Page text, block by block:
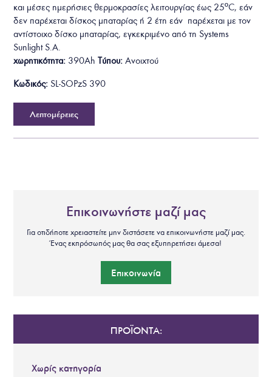
και μέσες ημερήσιες θερμοκρασίες λειτουργίας έως 25ºC, εάν
δεν παρέχεται δίσκος μπαταρίας ή 2 έτη εάν παρέχεται με τον
αντίστοιχο δίσκο μπαταρίας, εγκεκριμένο από τη Systems
Sunlight S.A.
χωρητικότητα: 390AhΤύπου: Ανοιχτού
Κωδικός: SL-SOPzS 390
Λεπτομέρειες
Επικοινωνήστε μαζί μας
Για οτιδήποτε χρειαστείτε μην διστάσετε να επικοινωνήστε μαζί μας.
Ένας εκπρόσωπός μας θα σας εξυπηρετήσει άμεσα!
Επικοινωνία
ΠΡΟΪΟΝΤΑ:
Χωρίς κατηγορία